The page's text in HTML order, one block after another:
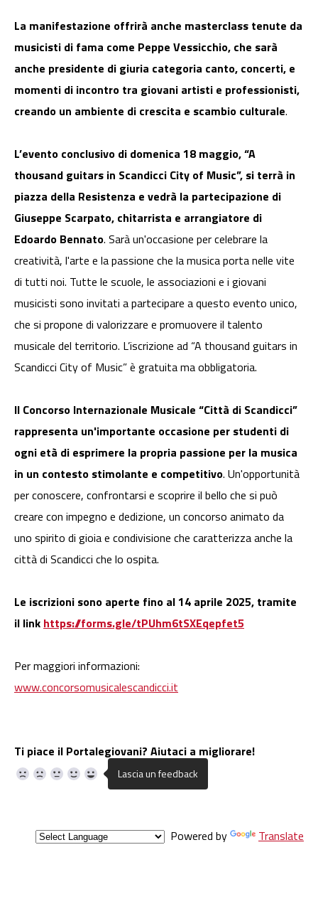
La manifestazione offrirà anche masterclass tenute da
musicisti di fama come Peppe Vessicchio, che sarà
anche presidente di giuria categoria canto, concerti, e
momenti di incontro tra giovani artisti e professionisti,
creando un ambiente di crescita e scambio culturale.
L’evento conclusivo di domenica 18 maggio, “A
thousand guitars in Scandicci City of Music”, si terrà in
piazza della Resistenza e vedrà la partecipazione di
Giuseppe Scarpato, chitarrista e arrangiatore di
Edoardo Bennato. Sarà un'occasione per celebrare la
creatività, l'arte e la passione che la musica porta nelle vite
di tutti noi. Tutte le scuole, le associazioni e i giovani
musicisti sono invitati a partecipare a questo evento unico,
che si propone di valorizzare e promuovere il talento
musicale del territorio. L’iscrizione ad “A thousand guitars in
Scandicci City of Music” è gratuita ma obbligatoria.
Il Concorso Internazionale Musicale “Città di Scandicci”
rappresenta un'importante occasione per studenti di
ogni età di esprimere la propria passione per la musica
in un contesto stimolante e competitivo. Un'opportunità
per conoscere, confrontarsi e scoprire il bello che si può
creare con impegno e dedizione, un concorso animato da
uno spirito di gioia e condivisione che caratterizza anche la
città di Scandicci che lo ospita.
Le iscrizioni sono aperte fino al 14 aprile 2025, tramite
il link https://forms.gle/tPUhm6tSXEqepfet5
Per maggiori informazioni:
www.concorsomusicalescandicci.it
Ti piace il Portalegiovani? Aiutaci a migliorare!
Powered by Translate